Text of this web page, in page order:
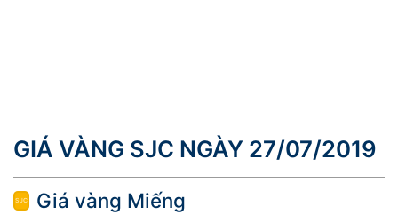
GIÁ VÀNG SJC NGÀY 27/07/2019
Giá vàng Miếng